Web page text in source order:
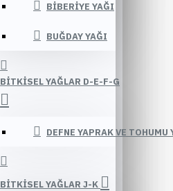
BIBERIYE YAĞI
BUĞDAY YAĞI
BITKISEL YAĞLAR D-E-F-G
DEFNE YAPRAK VE TOHUMU
BITKISEL YAĞLAR J-K